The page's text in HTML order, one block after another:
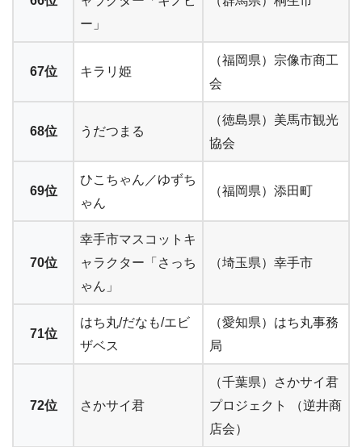
ー」
67位 キラリ姫
（福岡県）宗像市商工
会
68位 うだつまる
（徳島県）美馬市観光
協会
69位
ひこちゃん／ゆずち
ゃん
（福岡県）添田町
70位
幸手市マスコットキ
ャラクター「さっち
ゃん」
（埼玉県）幸手市
71位
はち丸/だなも/エビ
ザベス
（愛知県）はち丸事務
局
72位 さかサイ君
（千葉県）さかサイ君
プロジェクト （逆井商
店会）